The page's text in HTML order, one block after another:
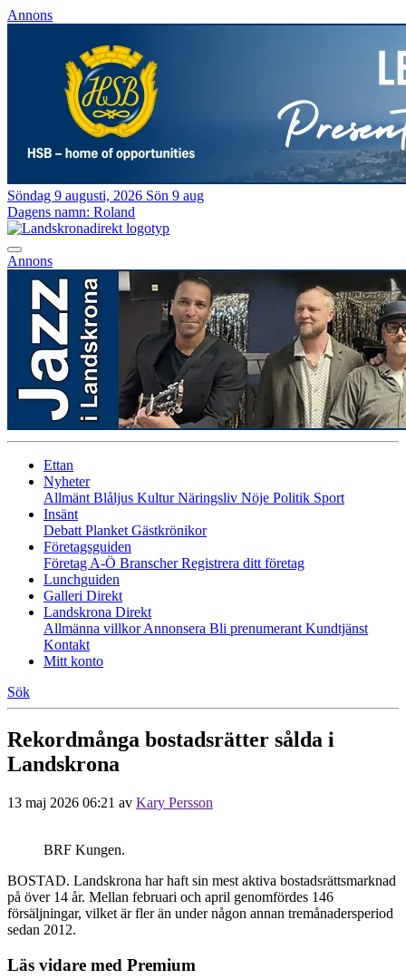
Annons
Söndag 9 augusti, 2026 Sön 9 aug
Dagens namn: Roland
Annons
Ettan
Nyheter
Allmänt Blåljus KulturNäringsliv Nöje Politik Sport
Insänt
Debatt Planket Gästkrönikor
Företagsguiden
Företag A-Ö BranscherRegistrera ditt företag
Lunchguiden
Galleri Direkt
Landskrona Direkt
Allmänna villkorAnnonsera Bli prenumerant Kundtjänst
Kontakt
Mitt konto
Sök
Rekordmånga bostadsrätter sålda i
Landskrona
13 maj 2026 06:21 av Kary Persson
BRF Kungen.
BOSTAD. Landskrona har haft sin mest aktiva bostadsrättsmarknad
på över 14 år. Mellan februari och april genomfördes 146
försäljningar, vilket är fler än under någon annan tremånadersperiod
sedan 2012.
Läs vidare med Premium